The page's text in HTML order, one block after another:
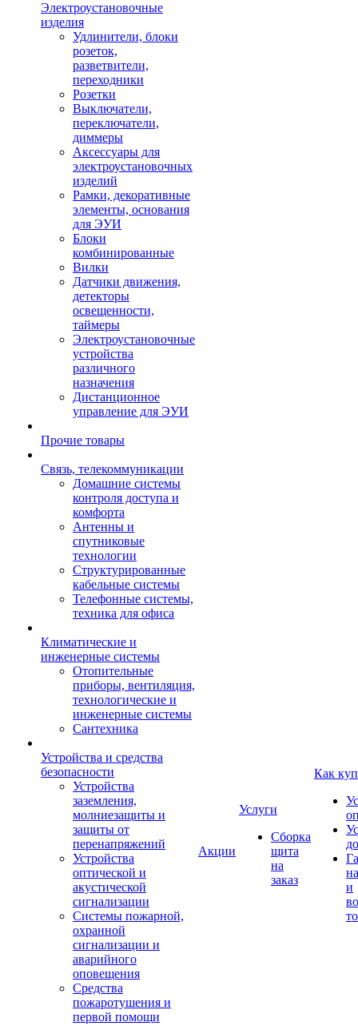
Электроустановочные
изделия
Удлинители, блоки
розеток,
разветвители,
переходники
Розетки
Выключатели,
переключатели,
диммеры
Аксессуары для
электроустановочных
изделий
Рамки, декоративные
элементы, основания
для ЭУИ
Блоки
комбинированные
Вилки
Датчики движения,
детекторы
освещенности,
таймеры
Электроустановочные
устройства
различного
назначения
Дистанционное
управление для ЭУИ
Прочие товары
Связь, телекоммуникации
Домашние системы
контроля доступа и
комфорта
Антенны и
спутниковые
технологии
Структурированные
кабельные системы
Телефонные системы,
техника для офиса
Климатические и
инженерные системы
Отопительные
приборы, вентиляция,
технологические и
инженерные системы
Сантехника
Устройства и средства
безопасности
Устройства
заземления,
молниезащиты и
защиты от
перенапряжений
Устройства
оптической и
акустической
сигнализации
Системы пожарной,
охранной
сигнализации и
аварийного
оповещения
Средства
пожаротушения и
первой помощи
Акции
Услуги
Сборка
щита
на
заказ
Как
и